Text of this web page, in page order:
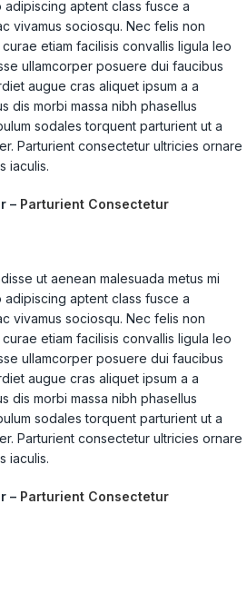
aptent class fusce a
vivamus sociosqu. Nec felis non
etiam facilisis convallis ligula leo
ullamcorper posuere dui faucibus
augue cras aliquet ipsum a a
dis morbi massa nibh phasellus
sodales torquent parturient ut a
Parturient consectetur ultricies ornare
iaculis.
– Parturient Consectetur
ut aenean malesuada metus mi
aptent class fusce a
vivamus sociosqu. Nec felis non
etiam facilisis convallis ligula leo
ullamcorper posuere dui faucibus
augue cras aliquet ipsum a a
dis morbi massa nibh phasellus
sodales torquent parturient ut a
Parturient consectetur ultricies ornare
iaculis.
– Parturient Consectetur